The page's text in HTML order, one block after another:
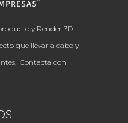
y Render 3D
que llevar a cabo y
¡Contacta con